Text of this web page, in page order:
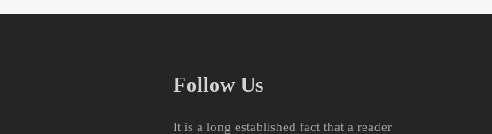
Follow Us
It is a long established fact that a reader